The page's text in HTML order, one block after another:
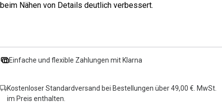
beim Nähen von Details deutlich verbessert.
Einfache und flexible Zahlungen mit Klarna
Kostenloser Standardversand bei Bestellungen über 49,00 €. MwSt.
im Preis enthalten.